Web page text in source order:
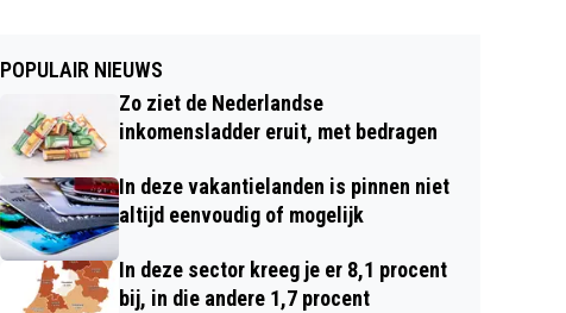
POPULAIR NIEUWS
Zo ziet de Nederlandse
inkomensladder eruit, met bedragen
In deze vakantielanden is pinnen niet
altijd eenvoudig of mogelijk
In deze sector kreeg je er 8,1 procent
bij, in die andere 1,7 procent